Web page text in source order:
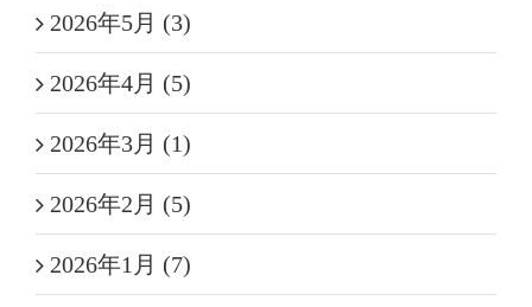
2026年5月 (3)
2026年4月 (5)
2026年3月 (1)
2026年2月 (5)
2026年1月 (7)